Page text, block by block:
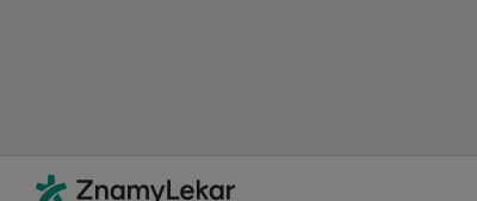
Kontakt
ZnamyLekar - Hlavní stránka